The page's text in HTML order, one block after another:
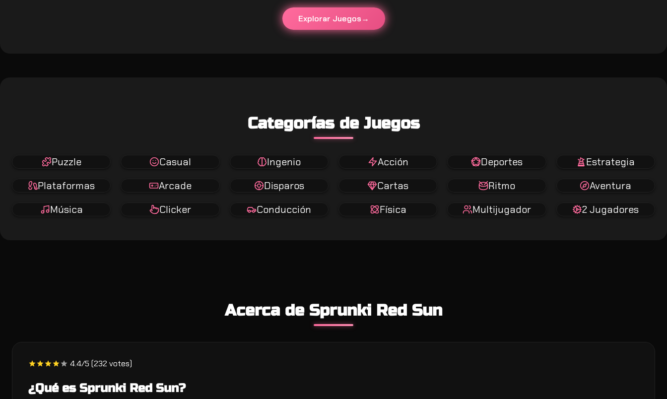
Explorar Juegos
Categorías de Juegos
Puzzle Casual Ingenio Acción Deportes
Estrategia
Plataformas
Arcade Disparos Cartas Ritmo
Aventura
Música
Clicker Conducción Física Multijugador 2 Jugadores
Acerca de Sprunki Red Sun
4.4/5 (232 votes)
¿Qué es Sprunki Red Sun?